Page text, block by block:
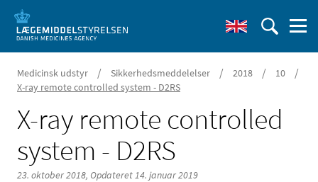
Medicinsk udstyr / Sikkerhedsmeddelelser / 2018 / 10 /
X-ray remote controlled system - D2RS
X-ray remote controlled
system - D2RS
23. oktober 2018, Opdateret 14. januar 2019